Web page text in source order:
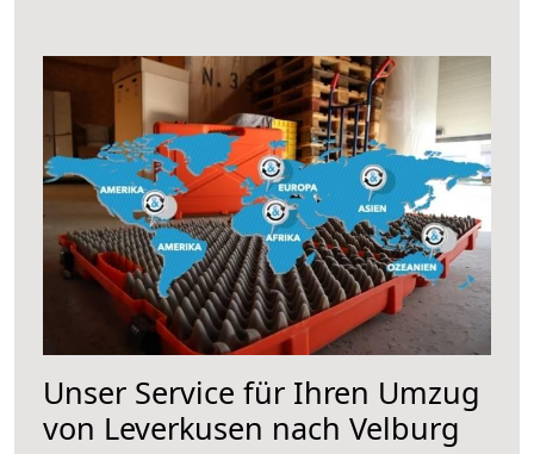
Unser Service für Ihren Umzug
von Leverkusen nach Velburg